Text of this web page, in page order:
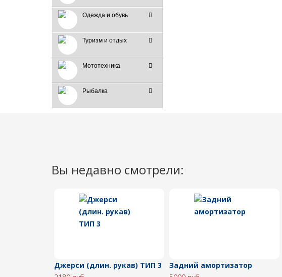
Одежда и обувь
Туризм и отдых
Мототехника
Рыбалка
Вы недавно смотрели:
Джерси (длин. рукав) ТИП 3
Задний амортизатор